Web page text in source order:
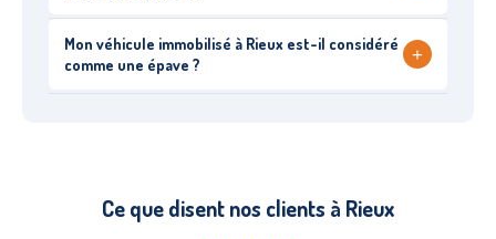
Mon véhicule immobilisé à Rieux est-il considéré
comme une épave ?
+
Ce que disent nos clients à Rieux